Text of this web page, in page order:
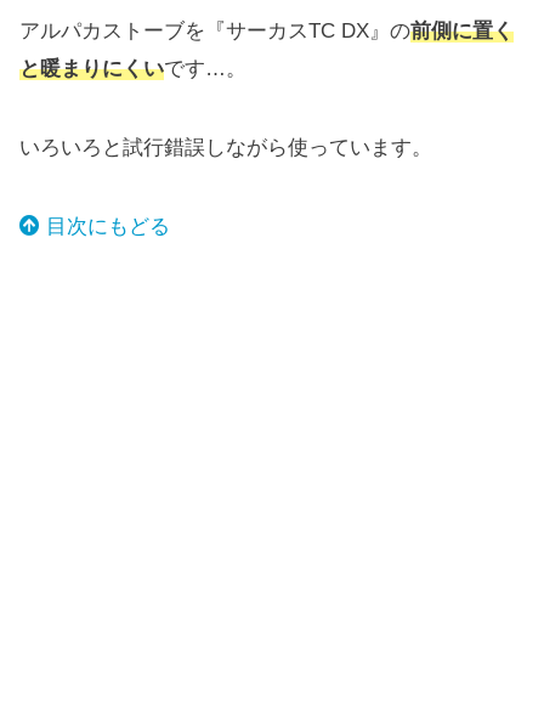
アルパカストーブを『サーカスTC DX』の前側に置く
と暖まりにくいです…。
いろいろと試行錯誤しながら使っています。
目次にもどる